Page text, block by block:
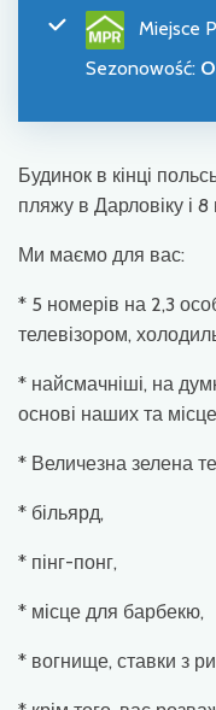
Miejsce
Sezonowość:
Будинок в кінці
пляжу в Дарловіку і
Ми маємо для вас:
* 5 номерів на 2,3
телевізором,
* найсмачніші, на
основі наших та
* Величезна зелена
* більярд,
* пінг-понг,
* місце для барбекю,
* вогнище, ставки з